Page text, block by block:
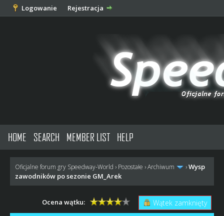
Logowanie Rejestracja
HOME SEARCH MEMBER LIST HELP
Oficjalne forum gry Speedway-World › Pozostałe ›Archiwum ›Wysp
zawodników po sezonie GM_Arek
Wątek zamknięty
Ocena wątku: